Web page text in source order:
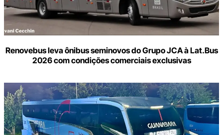
Renovebus leva ônibus seminovos do Grupo JCA à Lat.Bus
2026 com condições comerciais exclusivas